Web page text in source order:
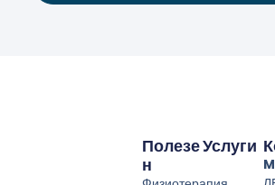
Услуги
Полезе
Н